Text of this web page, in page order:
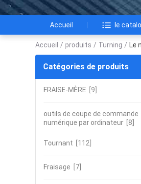
Accueil le
Accueil / produits / Turning / Le
Catégories de produits
FRAISE-MÈRE [9]
outils de coupe de commande
numérique par ordinateur [8]
Tournant [112]
Fraisage [7]